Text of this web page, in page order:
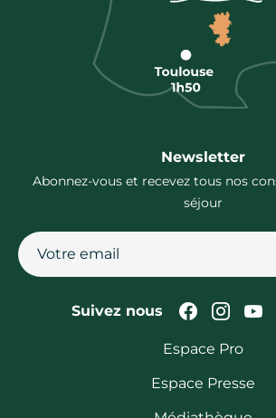
Newsletter
Abonnez-vous et recevez tous nos
séjour
Suivez nous Suivez-
Espace Pro
Espace Presse